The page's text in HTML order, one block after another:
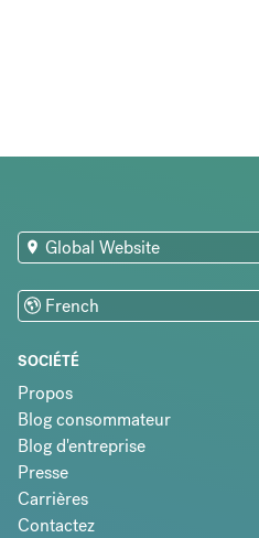
SOCIÉTÉ
Propos
Blog consommateur
Blog d'entreprise
Presse
Carrières
Contactez